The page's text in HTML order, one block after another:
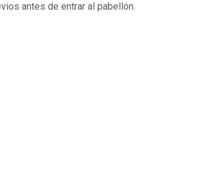
antes de entrar al pabellón.